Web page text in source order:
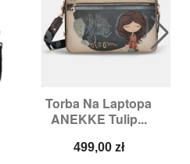
Torba Na Laptopa
ANEKKE Tulip...
Cena
499,00 zł